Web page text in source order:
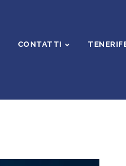
CONTATTI